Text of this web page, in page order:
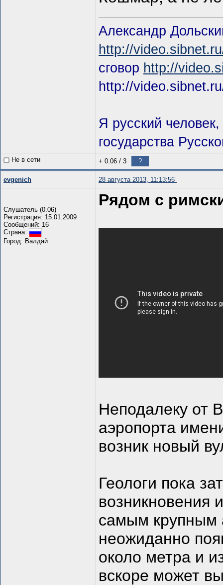
Александр
http://
сговор http://
http://
Я русский
государства
Не в сети + 0.06 / 3 ?
evgenich 28 августа 2013, 11:13:56
Слушатель (0.06)
Регистрация: 15.01.2009
Сообщений: 16
Страна:
Город: Валдай
Рядом с
Неподалеку от
аэропорта
возник новый
Геологи пока
возникновения
самым крупным
неожиданно
около метра и
вскоре может